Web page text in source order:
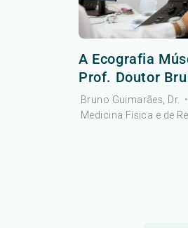
A Ecografia
Prof. Doutor
Bruno Guimarães, Dr. •
Medicina Física e de